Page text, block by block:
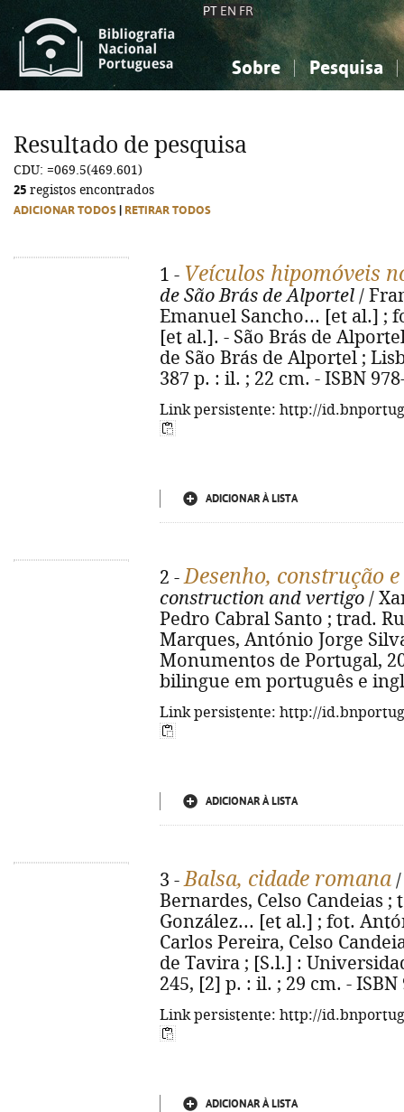
PT EN FR
Sobre Pesquisa
Ciências sociais...
Ciências sociais...
Resultado de pesquisa
CDU: =069.5(469.601)
25 registos encontrados
ADICIONAR TODOS RETIRAR TODOS
1 - Veículos hipomóveis
de São Brás de Alportel /
Emanuel Sancho... [et al.] ;
[et al.]. - São Brás de
de São Brás de Alportel ;
387 p. : il. ; 22 cm. - ISBN
Link persistente: http://
ADICIONAR À LISTA
2 -Desenho, construção
construction and vertigo /
Pedro Cabral Santo ; trad.
Marques, António Jorge
Monumentos de Portugal,
bilingue em português e
Link persistente: http://
ADICIONAR À LISTA
3 -Balsa, cidade romana
Bernardes, Celso Candeias
González... [et al.] ; fot.
Carlos Pereira, Celso
de Tavira ; [S.l.] :
245, [2] p. : il. ; 29 cm. - ISBN
Link persistente: http://
ADICIONAR À LISTA